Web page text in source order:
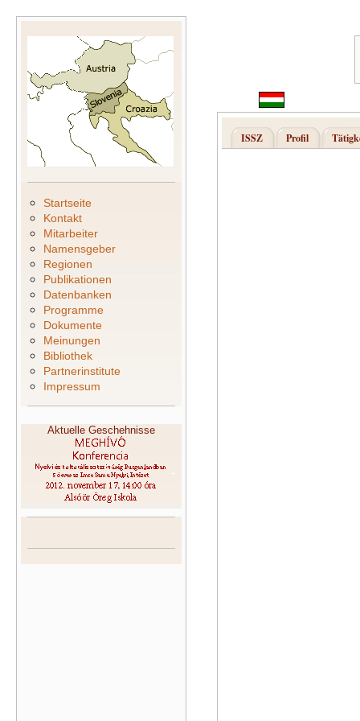
Startseite
Kontakt
Mitarbeiter
Namensgeber
Regionen
Publikationen
Datenbanken
Programme
Dokumente
Meinungen
Bibliothek
Partnerinstitute
Impressum
Aktuelle Geschehnisse
ISSZ Profil